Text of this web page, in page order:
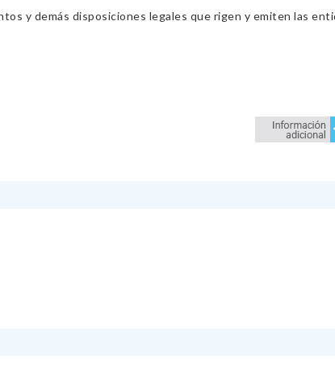
y demás disposiciones legales que rigen y emiten las